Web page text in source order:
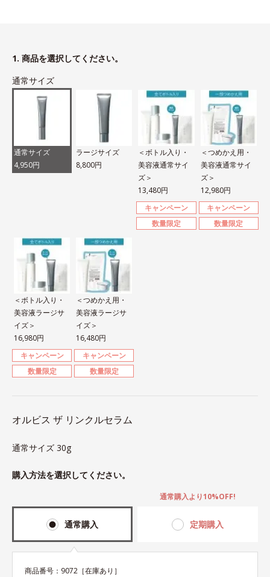
1. 商品を選択してください。
通常サイズ
通常サイズ
4,950円
ラージサイズ
8,800円
＜ボトル入り・
美容液通常サイ
ズ＞
13,480円
キャンペーン
数量限定
＜つめかえ用・
美容液通常サイ
ズ＞
12,980円
キャンペーン
数量限定
＜ボトル入り・
美容液ラージサ
イズ＞
16,980円
キャンペーン
数量限定
＜つめかえ用・
美容液ラージサ
イズ＞
16,480円
キャンペーン
数量限定
オルビス ザ リンクルセラム
通常サイズ 30g
購入方法を選択してください。
通常購入 定期購入
通常購入より10%OFF!
商品番号： 9072 ［在庫あり］